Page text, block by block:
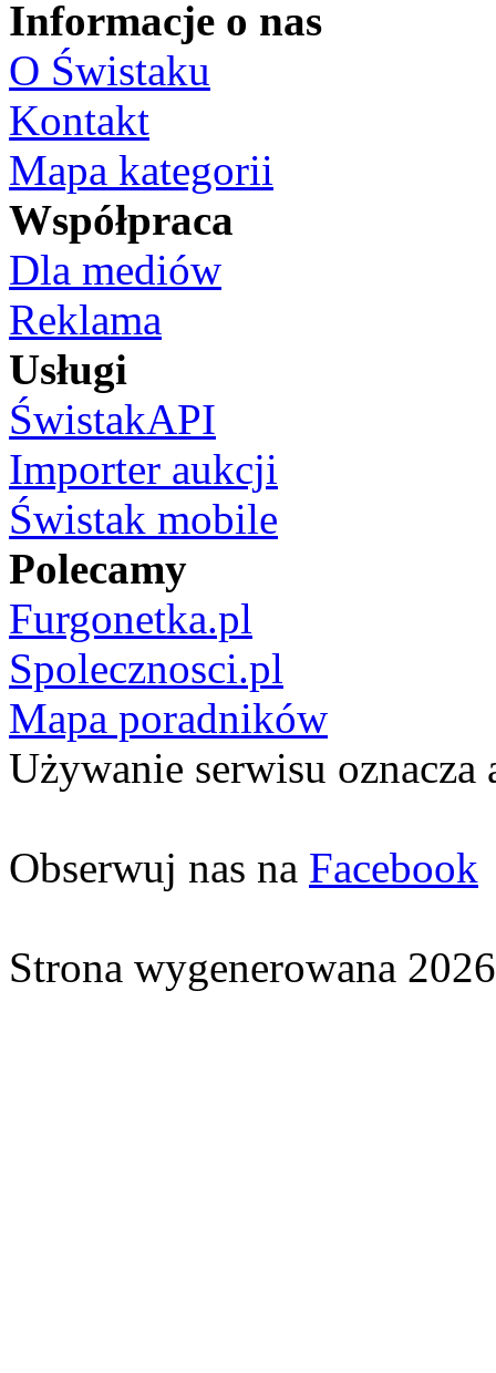
Informacje o nas
O Świstaku
Kontakt
Mapa kategorii
Współpraca
Dla mediów
Reklama
Usługi
ŚwistakAPI
Importer aukcji
Świstak mobile
Polecamy
Furgonetka.pl
Spolecznosci.pl
Mapa poradników
Używanie serwisu oznacza
Obserwuj nas na Facebook
Strona wygenerowana